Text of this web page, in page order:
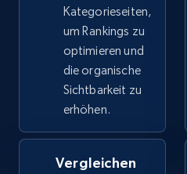
2.4K+ 199+
web using keywords
URL, Product id, Title,
Kategorieseiten,
um Rankings zu
optimieren und
die organische
Sichtbarkeit zu
erhöhen.
Vergleichen